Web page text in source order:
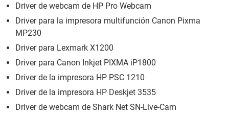
Driver de webcam de HP Pro Webcam
Driver para la impresora multifunción Canon Pixma
MP230
Driver para Lexmark X1200
Driver para Canon Inkjet PIXMA iP1800
Driver de la impresora HP PSC 1210
Driver de la impresora HP Deskjet 3535
Driver de webcam de Shark Net SN-Live-Cam